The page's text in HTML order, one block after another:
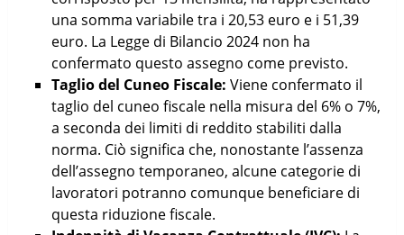
una somma variabile tra i 20,53 euro e i 51,39
euro. La Legge di Bilancio 2024 non ha
confermato questo assegno come previsto.
Taglio del Cuneo Fiscale: Viene confermato il
taglio del cuneo fiscale nella misura del 6% o 7%,
a seconda dei limiti di reddito stabiliti dalla
norma. Ciò significa che, nonostante l’assenza
dell’assegno temporaneo, alcune categorie di
lavoratori potranno comunque beneficiare di
questa riduzione fiscale.